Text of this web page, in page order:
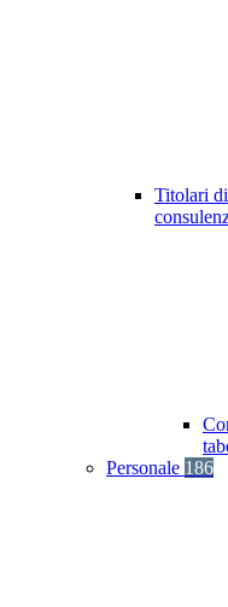
Titolari
Personale 186